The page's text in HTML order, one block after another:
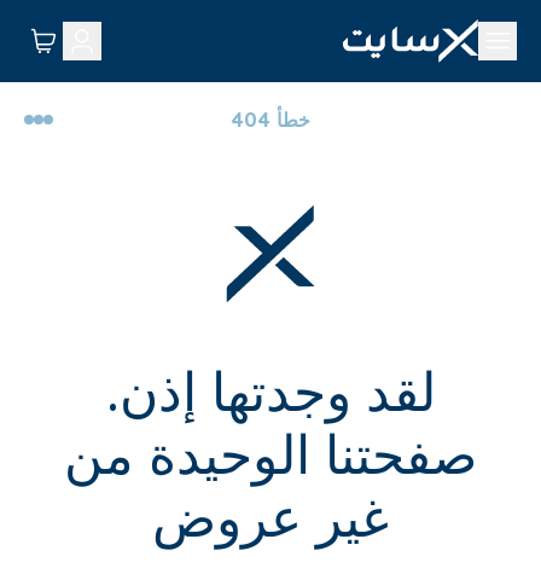
خطأ 404
لقد وجدتها إذن.
صفحتنا الوحيدة من
غير عروض